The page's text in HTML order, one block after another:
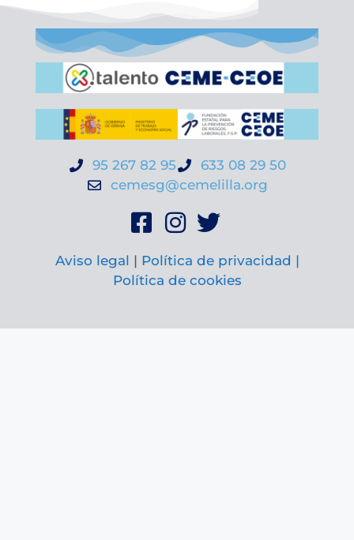
95 267 82 95
633 08 29 50
cemesg@cemelilla.org
Aviso legal | Política de privacidad |
Política de cookies